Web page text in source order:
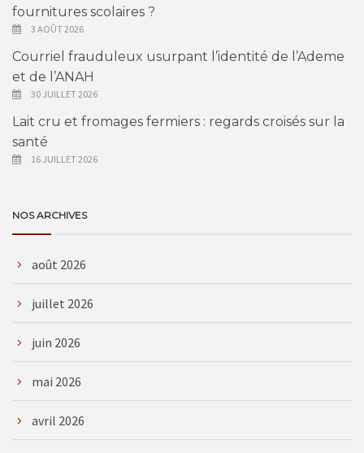
fournitures scolaires ?
3 AOÛT 2026
Courriel frauduleux usurpant l’identité de l’Ademe
et de l’ANAH
30 JUILLET 2026
Lait cru et fromages fermiers : regards croisés sur la
santé
16 JUILLET 2026
NOS ARCHIVES
août 2026
juillet 2026
juin 2026
mai 2026
avril 2026